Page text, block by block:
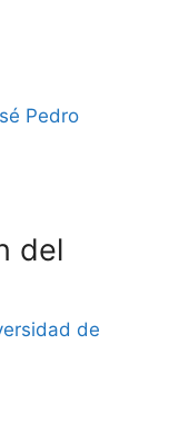
Pedro
del
de